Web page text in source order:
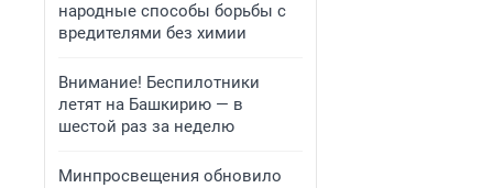
народные способы борьбы с
вредителями без химии
Внимание! Беспилотники
летят на Башкирию — в
шестой раз за неделю
Минпросвещения обновило